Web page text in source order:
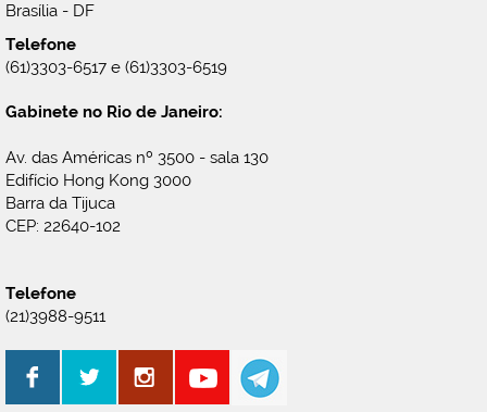
Brasília - DF
Telefone
(61)3303-6517 e (61)3303-6519
Gabinete no Rio de Janeiro:
Av. das Américas nº 3500 - sala 130
Edifício Hong Kong 3000
Barra da Tijuca
CEP: 22640-102
Telefone
(21)3988-9511